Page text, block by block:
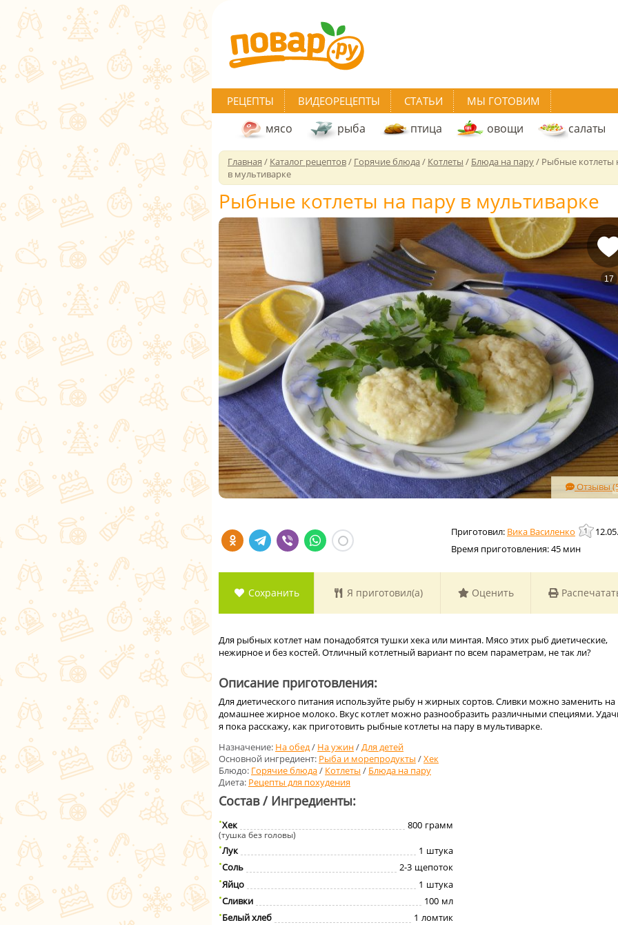
РЕЦЕПТЫ ВИДЕОРЕЦЕПТЫ СТАТЬИ МЫ ГОТОВИМ
мясо рыба птица овощи салаты
Главная / Каталог рецептов/ Горячие блюда/ Котлеты / Блюда на пару/ Рыбные котлеты
в мультиварке
Рыбные котлеты на пару в мультиварке
Отзывы
17
Вика Василенко
Время приготовления:45 мин
Сохранить Я приготовил(а) Оценить
Для рыбных котлет нам понадобятся тушки хека или минтая. Мясо этих рыб диетические,
нежирное и без костей. Отличный котлетный вариант по всем параметрам, не так ли?
Описание приготовления:
Для диетического питания используйте рыбу н жирных сортов. Сливки можно заменить на
домашнее жирное молоко. Вкус котлет можно разнообразить различными специями.
я пока расскажу, как приготовить рыбные котлеты на пару в мультиварке.
Назначение: На обед/ На ужин/Для детей
Основной ингредиент: Рыба и морепродукты /Хек
Блюдо: Горячие блюда/ Котлеты / Блюда на пару
Диета: Рецепты для похудения
Состав / Ингредиенты:
Хек 800 грамм
(тушка без головы)
Лук 1 штука
Соль
2-3 щепоток
Яйцо
1 штука
Сливки
100 мл
Белый хлеб
1 ломтик